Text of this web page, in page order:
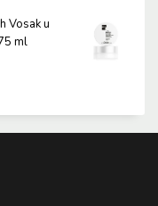
Vosak u
ml